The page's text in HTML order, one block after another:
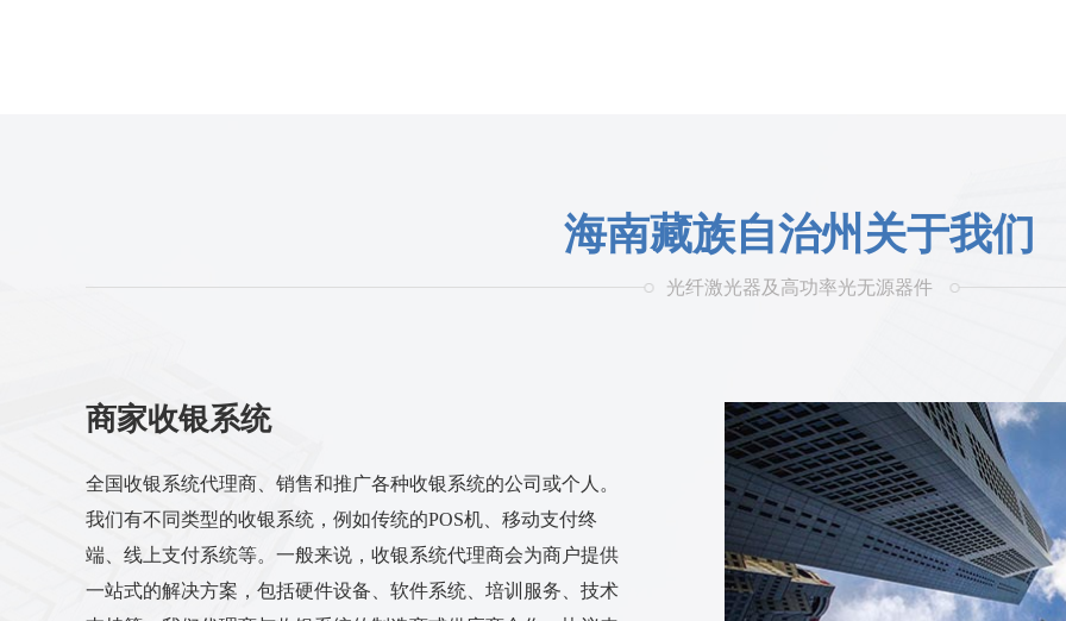
海南藏族自治州关于我们
光纤激光器及高功率光无源器件
商家收银系统
全国收银系统代理商、销售和推广各种收银系统的公司或个人。
我们有不同类型的收银系统，例如传统的POS机、移动支付终
端、线上支付系统等。一般来说，收银系统代理商会为商户提供
一站式的解决方案，包括硬件设备、软件系统、培训服务、技术